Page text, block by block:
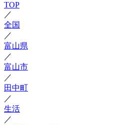
TOP
／
全国
／
富山県
／
富山市
／
田中町
／
生活
／